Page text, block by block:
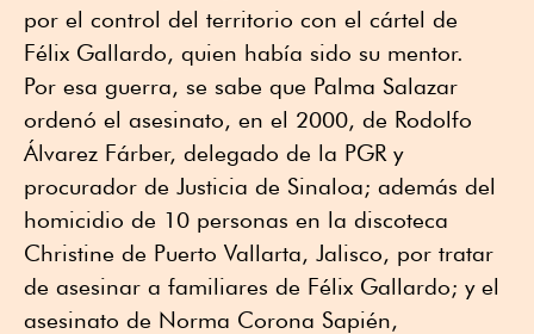
por el control del territorio con el cártel de
Félix Gallardo, quien había sido su mentor.
Por esa guerra, se sabe que Palma Salazar
ordenó el asesinato, en el 2000, de Rodolfo
Álvarez Fárber, delegado de la PGR y
procurador de Justicia de Sinaloa; además del
homicidio de 10 personas en la discoteca
Christine de Puerto Vallarta, Jalisco, por tratar
de asesinar a familiares de Félix Gallardo; y el
asesinato de Norma Corona Sapién,